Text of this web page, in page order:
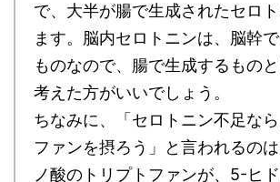
で、大半が腸で生成されたセロ
ます。脳内セロトニンは、脳幹
ものなので、腸で生成するもの
考えた方がいいでしょう。
ちなみに、「セロトニン不足な
ファンを摂ろう」と言われるの
ノ酸のトリプトファンが、5-ヒ